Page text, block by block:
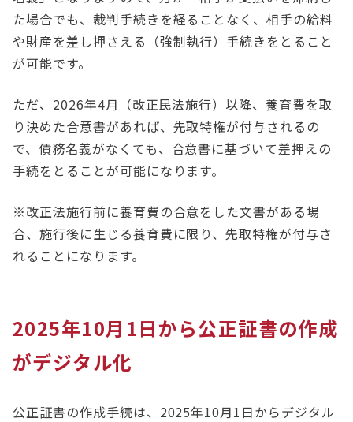
た場合でも、裁判手続きを経ることなく、相手の給料
や財産を差し押さえる（強制執行）手続きをとること
が可能です。
ただ、2026年4月（改正民法施行）以降、養育費を取
り決めた合意書があれば、先取特権が付与されるの
で、債務名義がなくても、合意書に基づいて差押えの
手続をとることが可能になります。
※改正法施行前に養育費の合意をした文書がある場
合、施行後に生じる養育費に限り、先取特権が付与さ
れることになります。
2025年10月1日から公正証書の作成
がデジタル化
公正証書の作成手続は、2025年10月1日からデジタル